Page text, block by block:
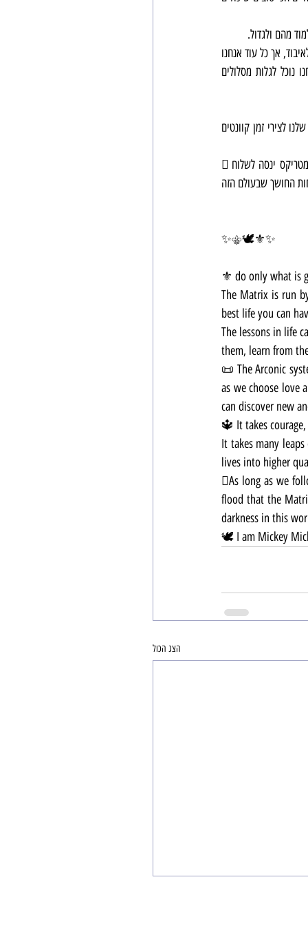
מהם ולגדול.
🪉כל עוד נלך אחרי הלב שלנו ונקשיב להדרכות שלנו, החיים יתנו לנו ניסים שיקפיצו אותנו מעל השיטפון החשוך שהמטריקס ינסה לשלוח
✨️⚜️🕊⚜️✨️
⚜️ do only what is
The Matrix is ​​run
best life you can
The lessons in life
them, learn from
📜 The Arconic
as we choose love
can discover new
🔱 It takes
It takes many
lives into higher
🪉As long as we
flood that the
darkness in this
🕊 I am Mickey
הצג הכול